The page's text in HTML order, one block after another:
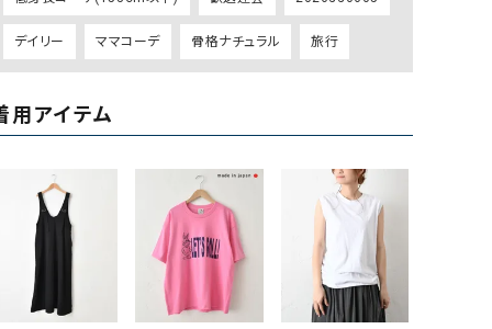
GO TO HOLLYWOOD（ゴートゥーハリウ
THIRTY（サーティ）
GOOD SPEED（グッドスピード）
オーバーオール）
GRAMICCI（グラミチ）
USU GALLERY（ユーエ
ー）
upper hights（アッパーハ
Gives a sense of fullment +phenix（フェニックス）
デイリー ママコーデ 骨格ナチュラル 旅行
用アイテム